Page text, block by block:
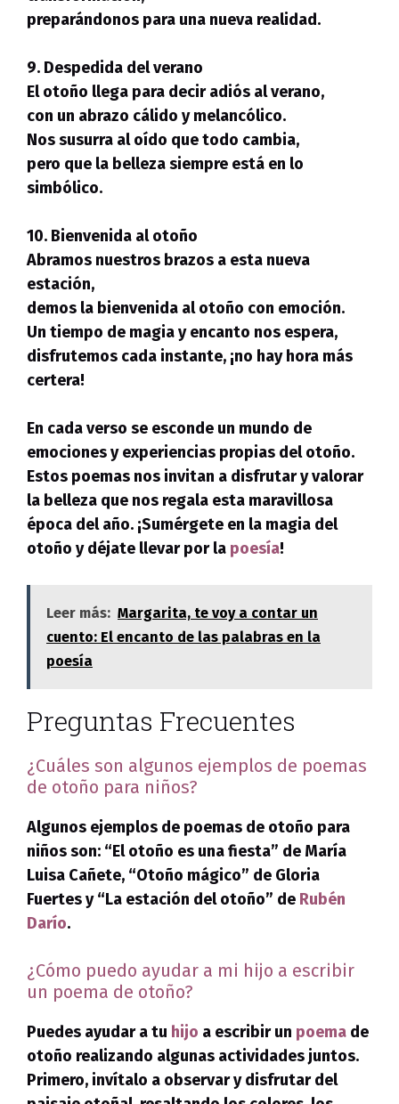
preparándonos para una nueva realidad.
9. Despedida del verano
El otoño llega para decir adiós al verano,
con un abrazo cálido y melancólico.
Nos susurra al oído que todo cambia,
pero que la belleza siempre está en lo
simbólico.
10. Bienvenida al otoño
Abramos nuestros brazos a esta nueva
estación,
demos la bienvenida al otoño con emoción.
Un tiempo de magia y encanto nos espera,
disfrutemos cada instante, ¡no hay hora más
certera!
En cada verso se esconde un mundo de
emociones y experiencias propias del otoño.
Estos poemas nos invitan a disfrutar y valorar
la belleza que nos regala esta maravillosa
época del año. ¡Sumérgete en la magia del
otoño y déjate llevar por la poesía!
Leer más: Margarita, te voy a contar un
cuento: El encanto de las palabras en la
poesía
Preguntas Frecuentes
¿Cuáles son algunos ejemplos de poemas
de otoño para niños?
Algunos ejemplos de poemas de otoño para
niñosson: “El otoño es una fiesta” de María
Luisa Cañete, “Otoño mágico” de Gloria
Fuertes y “La estación del otoño” de Rubén
Darío.
¿Cómo puedo ayudar a mi hijo a escribir
un poema de otoño?
Puedes ayudar a tu hijo a escribir un poema de
otoño realizando algunas actividades juntos.
Primero, invítalo a observar y disfrutar del